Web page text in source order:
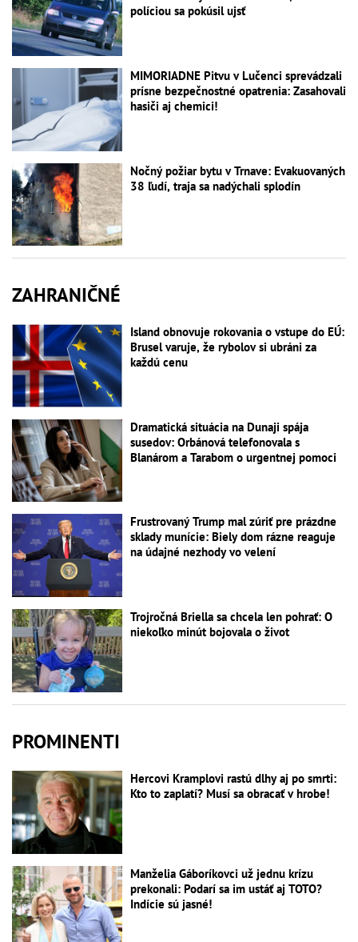
políciou sa pokúsil ujsť
MIMORIADNE Pitvu v Lučenci sprevádzali
prísne bezpečnostné opatrenia: Zasahovali
hasiči aj chemici!
Nočný požiar bytu v Trnave: Evakuovaných
38 ľudí, traja sa nadýchali splodín
ZAHRANIČNÉ
Island obnovuje rokovania o vstupe do EÚ:
Brusel varuje, že rybolov si ubráni za
každú cenu
Dramatická situácia na Dunaji spája
susedov: Orbánová telefonovala s
Blanárom a Tarabom o urgentnej pomoci
Frustrovaný Trump mal zúriť pre prázdne
sklady munície: Biely dom rázne reaguje
na údajné nezhody vo velení
Trojročná Briella sa chcela len pohrať: O
niekoľko minút bojovala o život
PROMINENTI
Hercovi Kramplovi rastú dlhy aj po smrti:
Kto to zaplatí? Musí sa obracať v hrobe!
Manželia Gáboríkovci už jednu krízu
prekonali: Podarí sa im ustáť aj TOTO?
Indície sú jasné!